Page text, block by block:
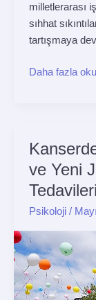
milletlerarası
sıhhat
tartışmaya
Daha fazla oku
ve Yeni
Tedavileri
Psikoloji/
Kanserde
“Yaşayan”
Aşılar
ve
Yeni
Jenerasyon
Hücre
Tedavileri